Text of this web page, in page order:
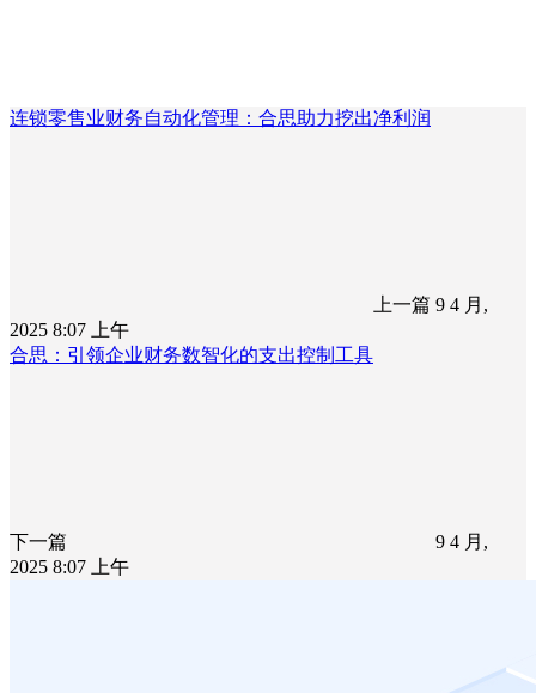
连锁零售业财务自动化管理：合思助力挖出净利润
上一篇 9 4 月,
2025 8:07 上午
合思：引领企业财务数智化的支出控制工具
下一篇
9 4 月,
2025 8:07 上午